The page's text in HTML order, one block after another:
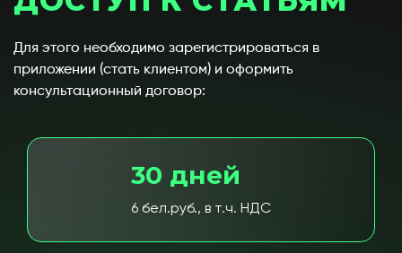
Для этого необходимо зарегистрироваться в
приложении (стать клиентом) и оформить
консультационный договор:
30 дней
6 бел.руб., в т.ч. НДС